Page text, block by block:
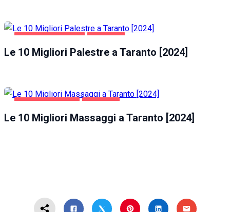
Le 10 Migliori Palestre a Taranto [2024]
Le 10 Migliori Massaggi a Taranto [2024]